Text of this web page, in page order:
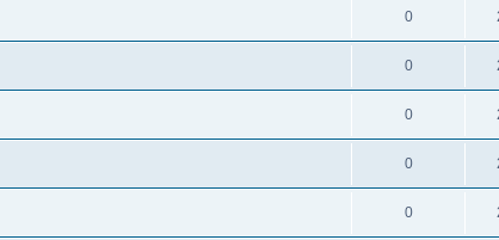
0
0
0
0
0